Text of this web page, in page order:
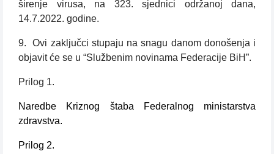
širenje virusa, na 323. sjednici održanoj dana,
14.7.2022. godine.
9. Ovi zaključci stupaju na snagu danom donošenja i
objavit će se u “Službenim novinama Federacije BiH”.
Prilog 1.
Naredbe Kriznog štaba Federalnog ministarstva
zdravstva.
Prilog 2.